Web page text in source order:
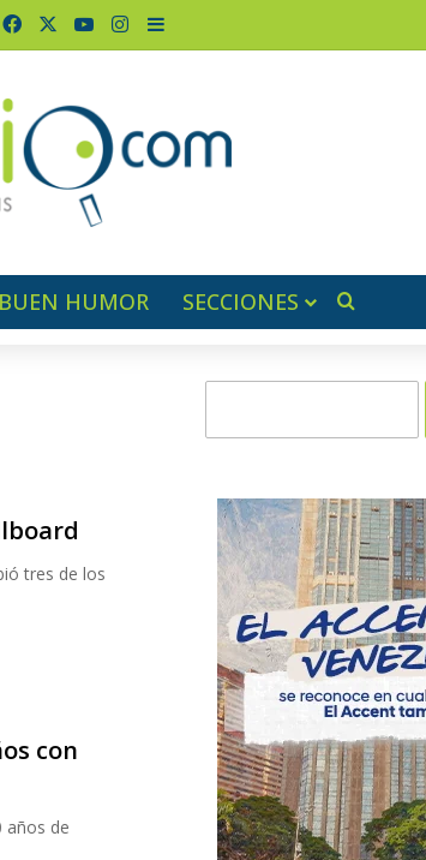
FacebookYouTubeInstagram
Barra lateral
BUEN HUMOR SECCIONES
tres de los
con
años de